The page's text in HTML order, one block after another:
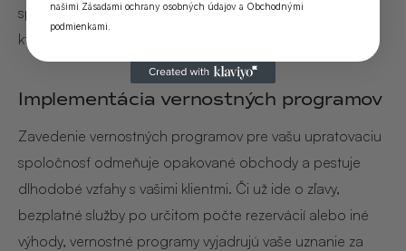
spôsobov, ako prilákať nové zákazky, a využiť tak dôveru,
ktorú ste si už vybudovali, na rozšírenie vašej klientely.
Implementácia vernostných programov
Zavedenie vernostných programov pre vašu upratovaciu
spoločnosť odmeňuje opakované obchody a pestuje
dlhodobé vzťahy s vašimi klientmi. Či už ide o zľavy,
bezplatné služby po určitom počte rezervácií alebo iné
výhody, vernostné programy vyjadrujú vaše uznanie za
našimi Zásadami ochrany osobných údajov a Obchodnými
podmienkami